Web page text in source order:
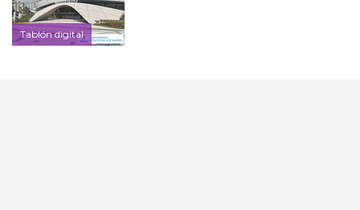
Tablón digital